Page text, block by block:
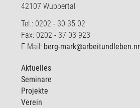
42107 Wuppertal
Tel.: 0202 - 30 35 02
Fax: 0202 - 37 03 923
E-Mail: berg-
Aktuelles
Seminare
Projekte
Verein